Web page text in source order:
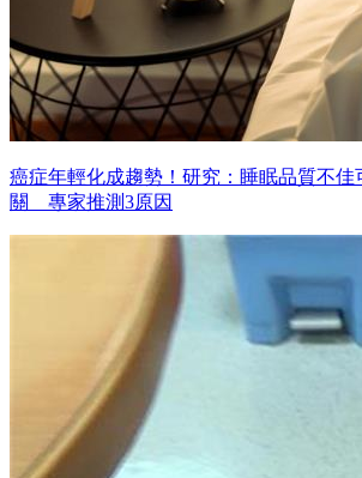
癌症年輕化成趨勢！研究：睡眠品質不佳
關 專家推測3原因